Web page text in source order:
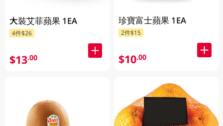
大裝艾菲蘋果 1EA
4件$26
$13.00
珍寶富士蘋果 1EA
2件$15
$10.00